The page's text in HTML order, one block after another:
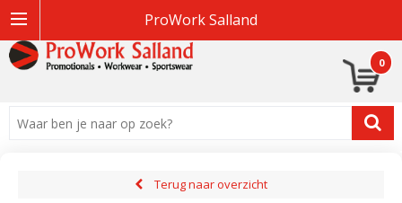
ProWork Salland
0
Terug naar overzicht